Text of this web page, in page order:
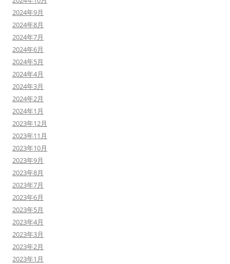
2024年9月
2024年8月
2024年7月
2024年6月
2024年5月
2024年4月
2024年3月
2024年2月
2024年1月
2023年12月
2023年11月
2023年10月
2023年9月
2023年8月
2023年7月
2023年6月
2023年5月
2023年4月
2023年3月
2023年2月
2023年1月